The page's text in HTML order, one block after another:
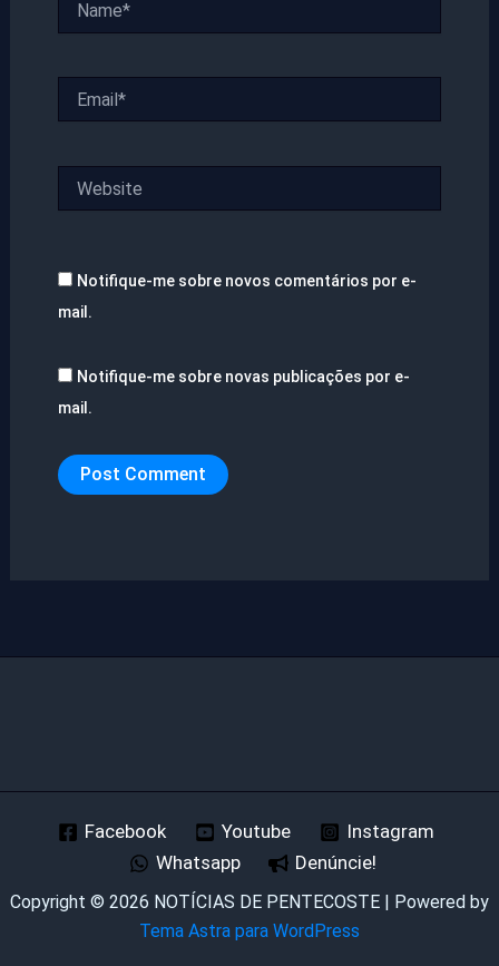
Notifique-me sobre novos comentários por e-
mail.
Notifique-me sobre novas publicações por e-
mail.
Facebook Youtube
Instagram
Whatsapp
Denúncie!
Copyright © 2026 NOTÍCIAS DE PENTECOSTE | Powered by
Tema Astra para WordPress